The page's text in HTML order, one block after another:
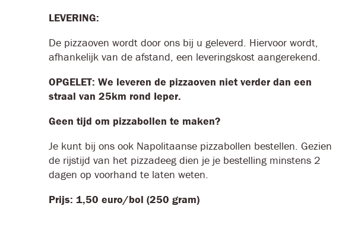
LEVERING:
De pizzaoven wordt door ons bij u geleverd. Hiervoor wordt,
afhankelijk van de afstand, een leveringskost aangerekend.
OPGELET: We leveren de pizzaoven niet verder dan een
straal van 25km rond Ieper.
Geen tijd om pizzabollen te maken?
Je kunt bij ons ook Napolitaanse pizzabollen bestellen. Gezien
de rijstijd van het pizzadeeg dien je je bestelling minstens 2
dagen op voorhand te laten weten.
Prijs: 1,50 euro/bol (250 gram)